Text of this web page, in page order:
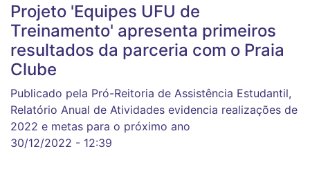
Projeto 'Equipes UFU de
Treinamento' apresenta primeiros
resultados da parceria com o Praia
Clube
Publicado pela Pró-Reitoria de Assistência Estudantil,
Relatório Anual de Atividades evidencia realizações de
2022 e metas para o próximo ano
30/12/2022 - 12:39